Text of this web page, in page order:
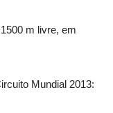
m livre, em
Mundial 2013: